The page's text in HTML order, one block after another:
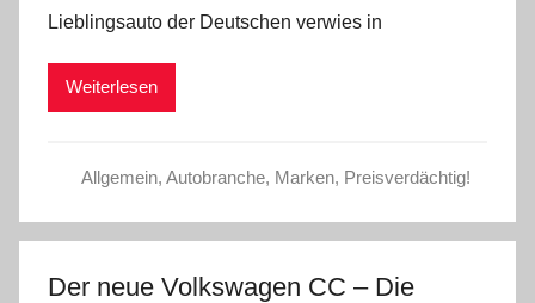
Lieblingsauto der Deutschen verwies in
Weiterlesen
Allgemein, Autobranche, Marken, Preisverdächtig!
Der neue Volkswagen CC – Die